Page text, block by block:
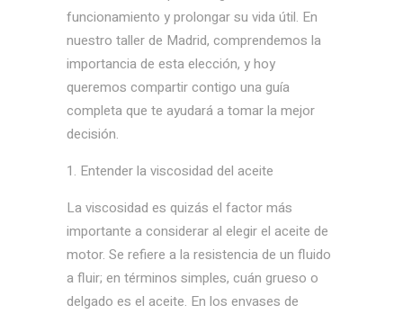
funcionamiento y prolongar su vida útil. En
nuestro taller de Madrid, comprendemos la
importancia de esta elección, y hoy
queremos compartir contigo una guía
completa que te ayudará a tomar la mejor
decisión.
Entender la viscosidad del aceite
La viscosidad es quizás el factor más
importante a considerar al elegir el aceite de
motor. Se refiere a la resistencia de un fluido
a fluir; en términos simples, cuán grueso o
delgado es el aceite. En los envases de